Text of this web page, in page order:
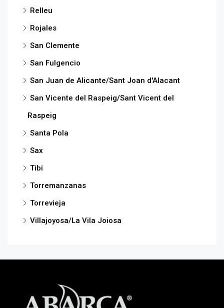
Relleu
Rojales
San Clemente
San Fulgencio
San Juan de Alicante/Sant Joan d'Alacant
San Vicente del Raspeig/Sant Vicent del
Raspeig
Santa Pola
Sax
Tibi
Torremanzanas
Torrevieja
Villajoyosa/La Vila Joiosa